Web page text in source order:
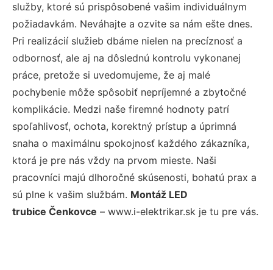
služby, ktoré sú prispôsobené vašim individuálnym
požiadavkám. Neváhajte a ozvite sa nám ešte dnes.
Pri realizácií služieb dbáme nielen na precíznosť a
odbornosť, ale aj na dôslednú kontrolu vykonanej
práce, pretože si uvedomujeme, že aj malé
pochybenie môže spôsobiť nepríjemné a zbytočné
komplikácie. Medzi naše firemné hodnoty patrí
spoľahlivosť, ochota, korektný prístup a úprimná
snaha o maximálnu spokojnosť každého zákazníka,
ktorá je pre nás vždy na prvom mieste. Naši
pracovníci majú dlhoročné skúsenosti, bohatú prax a
sú plne k vašim službám. Montáž LED
trubice Čenkovce – www.i-elektrikar.sk je tu pre vás.